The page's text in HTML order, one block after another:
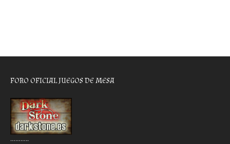
FORO OFICIAL JUEGOS DE MESA
………..